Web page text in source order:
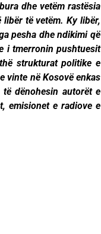
dhe vetëm rastësia
të vetëm. Ky libër,
pesha dhe ndikimi që
i tmerronin pushtuesit
strukturat politike e
vinte në Kosovë enkas
dënohesin autorët e
emisionet e radiove e